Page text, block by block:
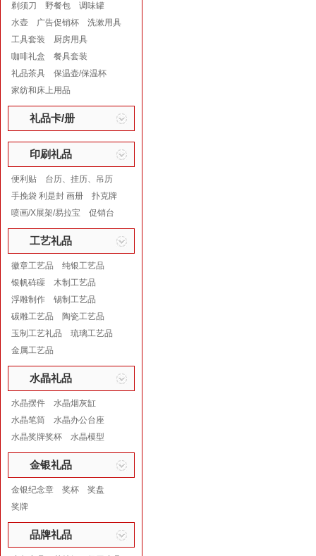
剃须刀
野餐包
调味罐
水壶
广告促销杯
洗漱用具
工具套装
厨房用具
咖啡礼盒
餐具套装
礼品茶具
保温壶/保温杯
家纺和床上用品
礼品卡/册
印刷礼品
便利贴
台历、挂历、吊历
手挽袋 利是封 画册
扑克牌
喷画/X展架/易拉宝
促销台
工艺礼品
徽章工艺品
纯银工艺品
银帆砗磲
木制工艺品
浮雕制作
锡制工艺品
碳雕工艺品
陶瓷工艺品
玉制工艺礼品
琉璃工艺品
金属工艺品
水晶礼品
水晶摆件
水晶烟灰缸
水晶笔筒
水晶办公台座
水晶奖牌奖杯
水晶模型
金银礼品
金银纪念章 奖杯
奖盘
奖牌
品牌礼品